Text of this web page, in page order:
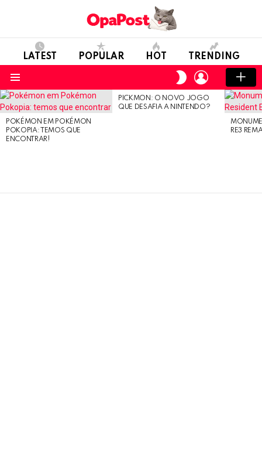
LATEST POPULAR HOT TRENDING
SWITCH
SKIN
LOGIN
LATEST
STORIES
POKÉMON EM POKÉMON
POKOPIA: TEMOS QUE
ENCONTRAR!
PICKMON: O NOVO JOGO
QUE DESAFIA A NINTENDO?
RE3